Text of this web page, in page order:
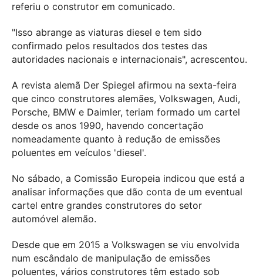
referiu o construtor em comunicado.
"Isso abrange as viaturas diesel e tem sido
confirmado pelos resultados dos testes das
autoridades nacionais e internacionais", acrescentou.
A revista alemã Der Spiegel afirmou na sexta-feira
que cinco construtores alemães, Volkswagen, Audi,
Porsche, BMW e Daimler, teriam formado um cartel
desde os anos 1990, havendo concertação
nomeadamente quanto à redução de emissões
poluentes em veículos 'diesel'.
No sábado, a Comissão Europeia indicou que está a
analisar informações que dão conta de um eventual
cartel entre grandes construtores do setor
automóvel alemão.
Desde que em 2015 a Volkswagen se viu envolvida
num escândalo de manipulação de emissões
poluentes, vários construtores têm estado sob